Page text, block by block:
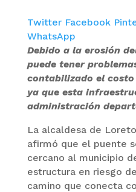
Twitter Facebook
WhatsApp
Debido a la erosión
puede tener
contabilizado el
ya que esta
administración
La alcaldesa de
afirmó que el puente
cercano al municipio
estructura en riesgo
camino que conecta